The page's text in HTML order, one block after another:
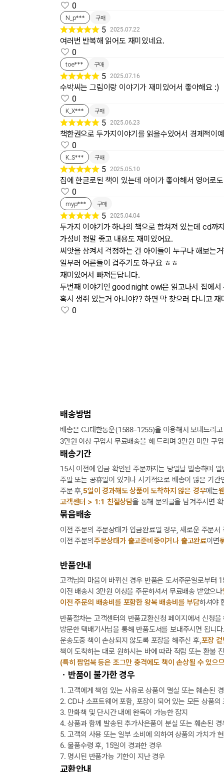
0
N_p*** 구매
5 2025.07.22
여러번 반복해 읽어도 재미있네요.
0
toe*** 구매
5 2025.07.16
수박씨는 그림이랑 이야기가 재미있어서 좋아해요 :)
0
K_X*** 구매
5 2025.06.23
책한권으로 두가지이야기를 읽을수있어서 경제적이
0
K_S*** 구매
5 2025.05.10
집에 한글로된 책이 있는데 아이가 좋아해서 영어로
0
myp*** 구매
5 2025.04.04
두가지 이야기가 하나의 책으로 합쳐져 있는데 cd까
가성비 정말 좋고 내용도 재미있어요.
씨앗을 삼켜서 걱정하는 건 아이들이 누구나 해보는
일부러 어른들이 겁주기도 하구요 ㅎㅎ
재미있어서 빠져든답니다.
두번째 이야기인 good night owl은 읽고나서 집에서
혹시 생쥐 있는거 아니야?? 하면 막 찾으러 다니고 재
0
배송방법
배송은 CJ대한통운(1588-1255)을 이용해서 보내드리
3만원 이상 구입시 무료배송을 해 드리며 3만원 미만 구
배송기간
15시 이전에 입금 확인된 주문까지는 당일날 발송하며
주말 또는 공휴일이 있거나 시기적으로 배송이 많은 기
주문 후,5일이 경과해도 상품이 도착하지 않은 경우에는
고객센터 > 1:1 친절상담을 통해 문의글을 남겨주시면
묶음배송
이전 주문의 주문상태가 입금완료일 경우, 새로운 주문
이전 주문의 주문상태가 출고준비중이거나 출고완료이면
반품안내
고객님의 마음이 바뀌신 경우 반품은 도서주문일로부터
이전 배송시 3만원 이상을 주문하셔서 무료배송 받았으나
이전 주문의 배송비를 포함한 왕복 배송비를 부담하셔야
반품절차는 고객센터의 반품교환신청 페이지에서 신청
방문한 택배기사님을 통해 반품도서를 보내주시면 됩니
운송도중 책이 손상되지 않도록 포장을 해주신 후,포장
책이 도착하는 대로 원하시는 바에 따라 적립 또는 환불
(특히 팝업북 등은 조그만 충격에도 책이 손상될 수 있으
ㆍ반품이 불가한 경우
1. 고객에게 책임 있는 사유로 상품이 멸실 또는 훼손된
2. CD나 소프트웨어 포함, 포장이 되어 있는 모든 상품의
3. 만화책 및 단시간 내에 완독이 가능한 잡지
4. 상품과 함께 발송된 추가사은품이 분실 또는 훼손된 경
5. 고객의 사용 또는 일부 소비에 의하여 상품의 가치가
6. 물품수령 후, 15일이 경과한 경우
7. 명시된 반품가능 기한이 지난 경우
교환안내